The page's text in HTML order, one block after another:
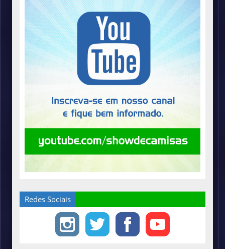
Redes Sociais